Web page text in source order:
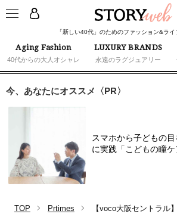
「新しい40代」のためのファッション&ラ
Aging Fashion
40代からの大人オシャレ
LUXURY BRANDS
永遠のラグジュアリー
今、あなたにオススメ〈PR〉
スマホから子どもの
に実践「こどもの瞳ケ
TOP Prtimes
【voco大阪セントラル